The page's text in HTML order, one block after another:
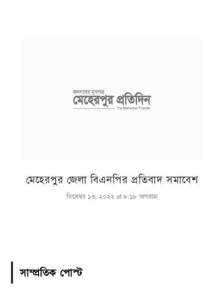
মেহেরপুর জেলা বিএনপির প্রতিবাদ সমাবেশ
ডিসেম্বর ১৩, ২০২২ at ৮:১৮ অপরাহ্ণ
সাম্প্রতিক পোস্ট